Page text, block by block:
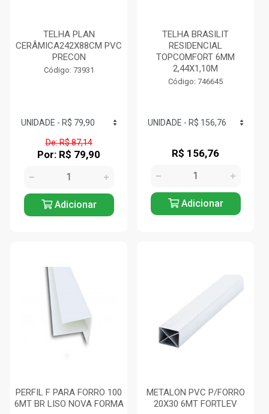
TELHA PLAN
CERÂMICA242X88CM PVC
PRECON
Código: 73931
De: R$ 87,14
Por: R$ 79,90
Adicionar
TELHA BRASILIT
RESIDENCIAL
TOPCOMFORT 6MM
2,44X1,10M
Código: 746645
R$ 156,76
Adicionar
PERFIL F PARA FORRO 100
6MT BR LISO NOVA FORMA
METALON PVC P/FORRO
20X30 6MT FORTLEV